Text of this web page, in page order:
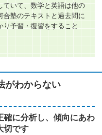
ていて、数学と英語は他の
塾のテキストと過去問に
予習・復習をすること
がわからない
確に分析し、傾向にあわ
切です